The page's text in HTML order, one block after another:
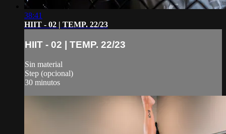
38:41
HIIT - 02 | TEMP. 22/23
HIIT - 02 | TEMP. 22/23
Sin material
Step (opcional)
30 minutos